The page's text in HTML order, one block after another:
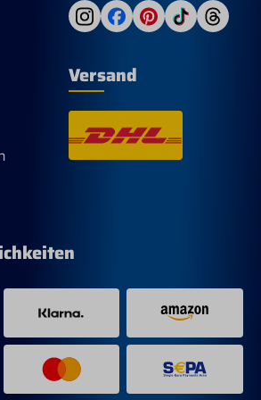
um wichtige
Utensilien sicher
besonderes
Highlight ist das
Equestro-Logo auf
dem Polyester-
Einsatz der
Fronttasche, das
dem Sweatshirt
einfaches An- und
Ausziehen sowie
eine individuelle
Belüftung. Farbe:
Schwarz
Versand